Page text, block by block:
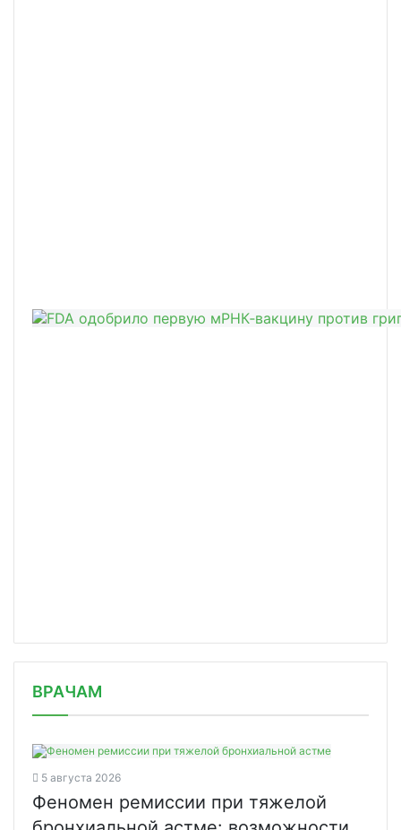
ВРАЧАМ
5 августа 2026
Феномен ремиссии при тяжелой